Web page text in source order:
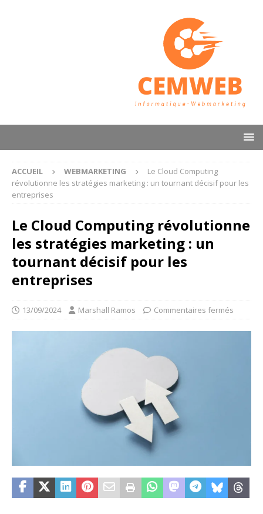
ACCUEIL WEBMARKETING
Le Cloud Computing
révolutionne les stratégies marketing : un tournant décisif pour les
entreprises
Le Cloud Computing révolutionne
les stratégies marketing : un
tournant décisif pour les
entreprises
13/09/2024 Marshall Ramos Commentaires fermés